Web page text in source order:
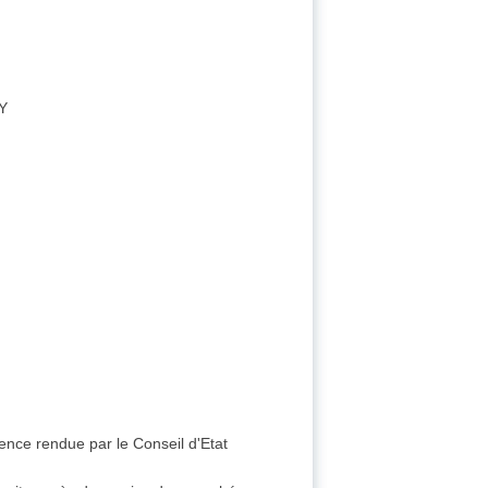
rendue par le Conseil d'Etat